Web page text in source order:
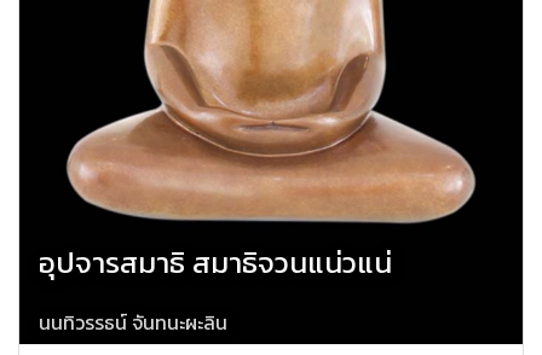
อุปจารสมาธิ สมาธิจวนแน่วแน่
นนทิวรรธน์ จันทนะผะลิน